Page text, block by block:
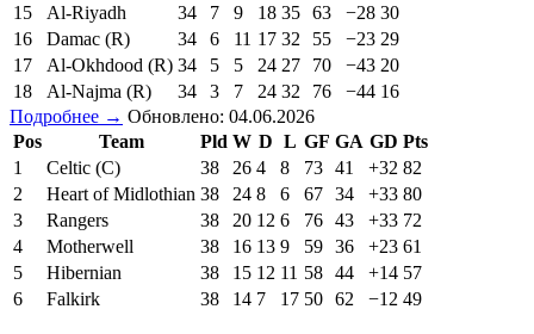
15
Al-Riyadh 34 7 9 18 35 63 −28 30
16
Damac (R) 34 6 11 17 32 55 −23 29
17
Al-Okhdood (R) 34 5 5 24 27 70 −43 20
18
Al-Najma (R) 34 3 7 24 32 76 −44 16
Подробнее → Обновлено: 04.06.2026
Pos
Team Pld W D L GF GA GD Pts
1
Celtic (C) 38 26 4 8 73 41 +32 82
2
Heart of Midlothian 38 24 8 6 67 34 +33 80
3
Rangers 38 20 12 6 76 43 +33 72
4
Motherwell 38 16 13 9 59 36 +23 61
5
Hibernian 38 15 12 11 58 44 +14 57
6
Falkirk 38 14 7 17 50 62 −12 49